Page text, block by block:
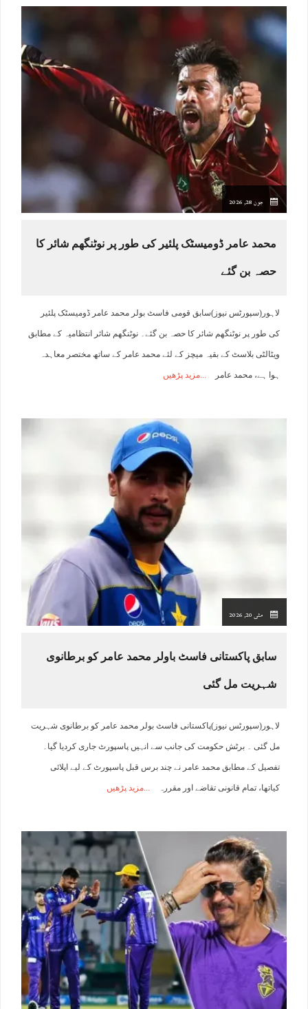
جون 28, 2026
محمد عامر ڈومیسٹک پلئیر کی طور پر نوٹنگھم شائر کا
حصہ بن گئے
لاہور(سپورٹس نیوز)سابق قومی فاسٹ بولر محمد عامر ڈومیسٹک پلئیر
کی طور پر نوٹنگھم شائر کا حصہ بن گئے۔ نوٹنگھم شائر انتظامیہ کے مطابق
ویٹالٹی بلاسٹ کے بقیہ میچز کے لئے محمد عامر کے ساتھ مختصر معاہدہ
ہوا ہے، محمد عامر مزید پڑھیں
مئی 20, 2026
سابق پاکستانی فاسٹ باولر محمد عامر کو برطانوی
شہریت مل گئی
لاہور(سپورٹس نیوز)پاکستانی فاسٹ بولر محمد عامر کو برطانوی شہریت
مل گئی ۔ برٹش حکومت کی جانب سے انہیں پاسپورٹ جاری کردیا گیا۔
تفصیل کے مطابق محمد عامر نے چند برس قبل پاسپورٹ کے لیے اپلائی
کیاتھا، تمام قانونی تقاضے اور مقررہ مزید پڑھیں